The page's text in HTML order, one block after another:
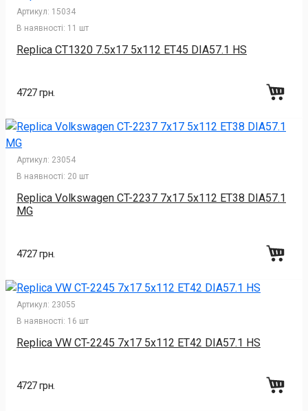
Артикул: 15034
В наявності: 11 шт
Replica CT1320 7.5x17 5x112 ET45 DIA57.1 HS
4727 грн.
Артикул: 23054
В наявності: 20 шт
Replica Volkswagen CT-2237 7x17 5x112 ET38 DIA57.1
MG
4727 грн.
Артикул: 23055
В наявності: 16 шт
Replica VW CT-2245 7x17 5x112 ET42 DIA57.1 HS
4727 грн.